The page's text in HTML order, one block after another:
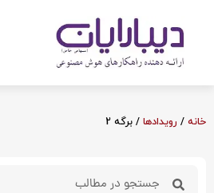
خانه / رویدادها / برگه 2